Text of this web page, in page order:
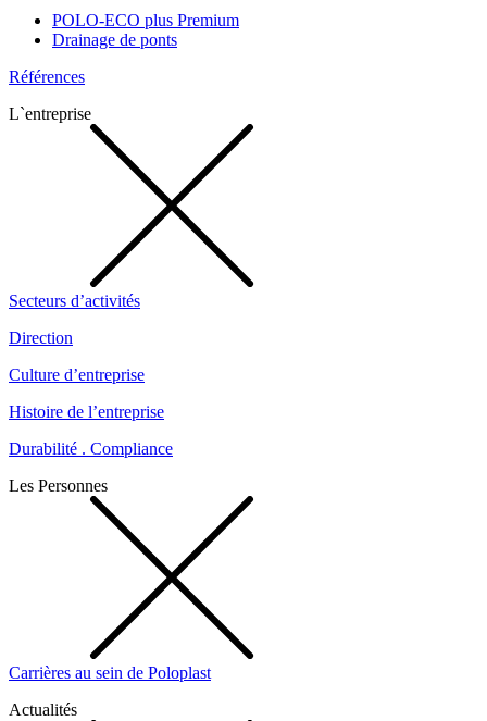
POLO-ECO plus Premium
Drainage de ponts
Références
L`entreprise
Secteurs d’activités
Direction
Culture d’entreprise
Histoire de l’entreprise
Durabilité . Compliance
Les Personnes
Carrières au sein de Poloplast
Actualités